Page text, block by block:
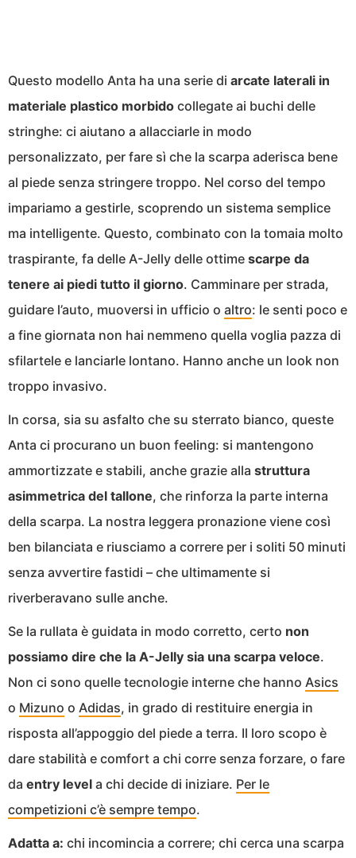
Questo modello Anta ha una serie di arcate laterali in
materiale plastico morbido collegate ai buchi delle
stringhe: ci aiutano a allacciarle in modo
personalizzato, per fare sì che la scarpa aderisca bene
al piede senza stringere troppo. Nel corso del tempo
impariamo a gestirle, scoprendo un sistema semplice
ma intelligente. Questo, combinato con la tomaia molto
traspirante, fa delle A-Jelly delle ottime scarpe da
tenere ai piedi tutto il giorno. Camminare per strada,
guidare l’auto, muoversi in ufficio o altro: le senti poco e
a fine giornata non hai nemmeno quella voglia pazza di
sfilartele e lanciarle lontano. Hanno anche un look non
troppo invasivo.
In corsa, sia su asfalto che su sterrato bianco, queste
Anta ci procurano un buon feeling: si mantengono
ammortizzate e stabili, anche grazie alla struttura
asimmetrica del tallone, che rinforza la parte interna
della scarpa. La nostra leggera pronazione viene così
ben bilanciata e riusciamo a correre per i soliti 50 minuti
senza avvertire fastidi – che ultimamente si
riverberavano sulle anche.
Se la rullata è guidata in modo corretto, certo non
possiamo dire che la A-Jelly sia una scarpa veloce.
Non ci sono quelle tecnologie interne che hanno Asics
o Mizuno o Adidas, in grado di restituire energia in
risposta all’appoggio del piede a terra. Il loro scopo è
dare stabilità e comfort a chi corre senza forzare, o fare
da entry level a chi decide di iniziare. Per le
competizioni c’è sempre tempo.
Adatta a: chi incomincia a correre; chi cerca una scarpa